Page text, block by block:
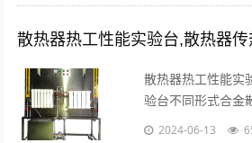
能降噪的目的。...
散热器热工性能实验台,散热器
散热器热工性能实
验台不同形式合金
箱，流量调节阀门
2024-06-13